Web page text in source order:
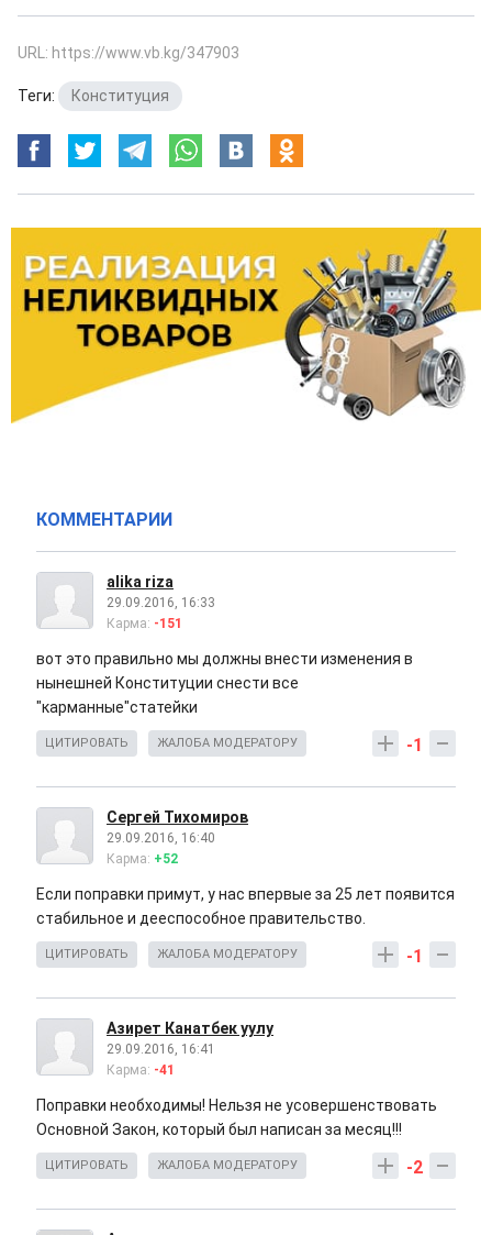
URL: https://www.vb.kg/347903
Теги: Конституция
КОММЕНТАРИИ
alika riza
29.09.2016, 16:33
Карма: -151
вот это правильно мы должны внести изменения в
нынешней Конституции снести все
"карманные"статейки
-1
ЦИТИРОВАТЬ ЖАЛОБА МОДЕРАТОРУ
Сергей Тихомиров
29.09.2016, 16:40
Карма: +52
Если поправки примут, у нас впервые за 25 лет появится
стабильное и дееспособное правительство.
-1
ЦИТИРОВАТЬ ЖАЛОБА МОДЕРАТОРУ
Азирет Канатбек уулу
29.09.2016, 16:41
Карма: -41
Поправки необходимы! Нельзя не усовершенствовать
Основной Закон, который был написан за месяц!!!
-2
ЦИТИРОВАТЬ ЖАЛОБА МОДЕРАТОРУ